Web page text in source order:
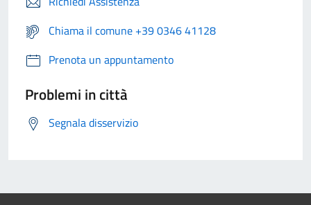
Chiama il comune +39 0346 41128
Prenota un appuntamento
Problemi in città
Segnala disservizio